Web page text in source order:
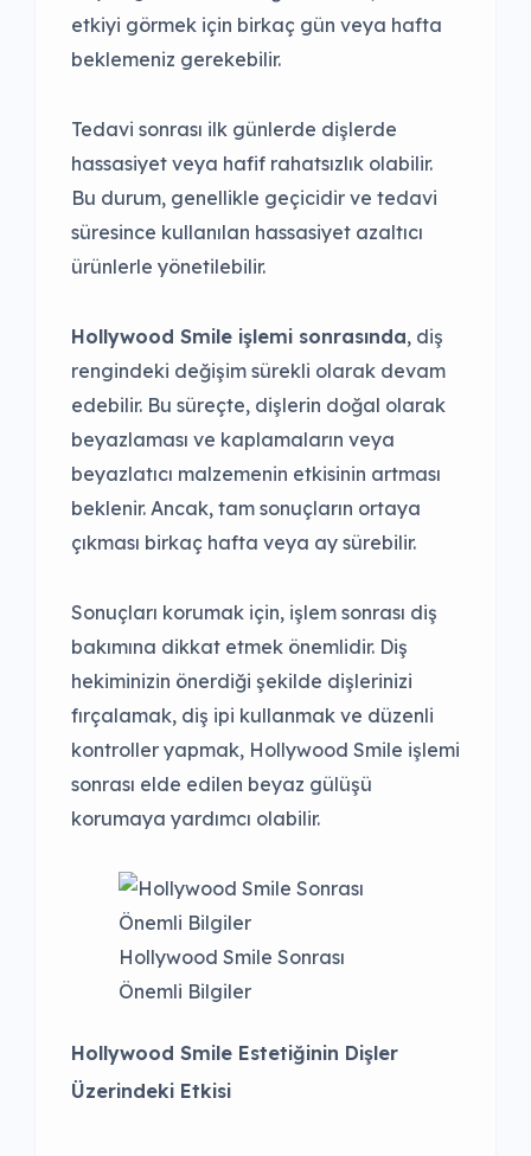
etkiyi görmek için birkaç gün veya hafta
beklemeniz gerekebilir.
Tedavi sonrası ilk günlerde dişlerde
hassasiyet veya hafif rahatsızlık olabilir.
Bu durum, genellikle geçicidir ve tedavi
süresince kullanılan hassasiyet azaltıcı
ürünlerle yönetilebilir.
Hollywood Smile işlemi sonrasında, diş
rengindeki değişim sürekli olarak devam
edebilir. Bu süreçte, dişlerin doğal olarak
beyazlaması ve kaplamaların veya
beyazlatıcı malzemenin etkisinin artması
beklenir. Ancak, tam sonuçların ortaya
çıkması birkaç hafta veya ay sürebilir.
Sonuçları korumak için, işlem sonrası diş
bakımına dikkat etmek önemlidir. Diş
hekiminizin önerdiği şekilde dişlerinizi
fırçalamak, diş ipi kullanmak ve düzenli
kontroller yapmak, Hollywood Smile işlemi
sonrası elde edilen beyaz gülüşü
korumaya yardımcı olabilir.
Hollywood Smile Sonrası
Önemli Bilgiler
Hollywood Smile Estetiğinin Dişler
Üzerindeki Etkisi